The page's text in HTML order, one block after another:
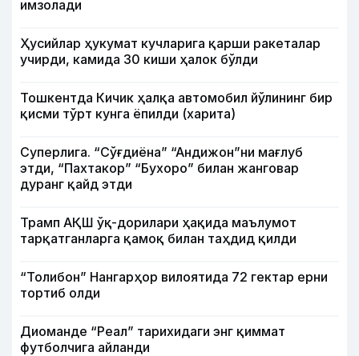
имзолади
Ҳусийлар ҳукумат кучларига қарши ракеталар
учирди, камида 30 киши ҳалок бўлди
Тошкентда Кичик ҳалқа автомобил йўлининг бир
қисми тўрт кунга ёпилди (харита)
Суперлига. “Сўғдиёна” “Андижон”ни мағлуб
этди, “Пахтакор” “Бухоро” билан жанговар
дуранг қайд этди
Трамп АҚШ ўқ-дорилари ҳақида маълумот
тарқатганларга қамоқ билан таҳдид қилди
“Толибон” Нангарҳор вилоятида 72 гектар ерни
тортиб олди
Диоманде “Реал” тарихидаги энг қиммат
футболчига айланди